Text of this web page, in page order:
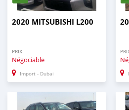
2020 MITSUBISHI L200
PRIX
Négociable
Import - Dubai